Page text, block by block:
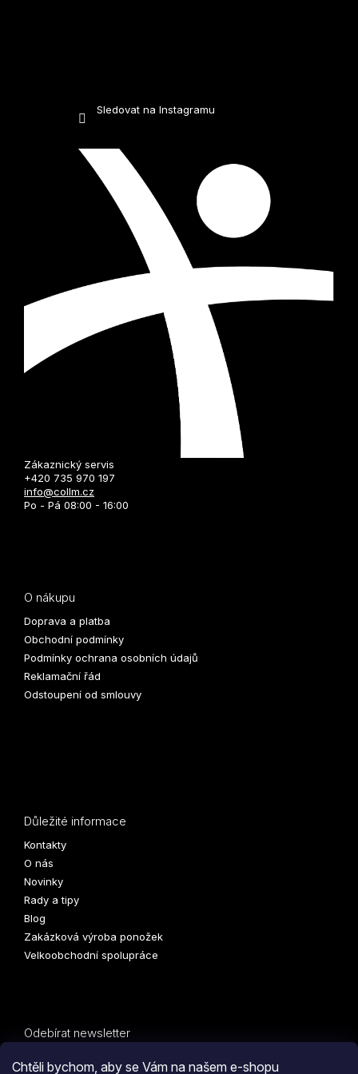
Chtěli bychom, aby se Vám na našem e-shopu
Sledovat na Instagramu
Zákaznický servis
+420 735 970 197
info@collm.cz
Po - Pá 08:00 - 16:00
O nákupu
Doprava a platba
Obchodní podmínky
Podmínky ochrana osobních údajů
Reklamační řád
Odstoupení od smlouvy
Důležité informace
Kontakty
O nás
Novinky
Rady a tipy
Blog
Zakázková výroba ponožek
Velkoobchodní spolupráce
Odebírat newsletter
Vložte svůj e-mail a my vám budeme zasílat informace o